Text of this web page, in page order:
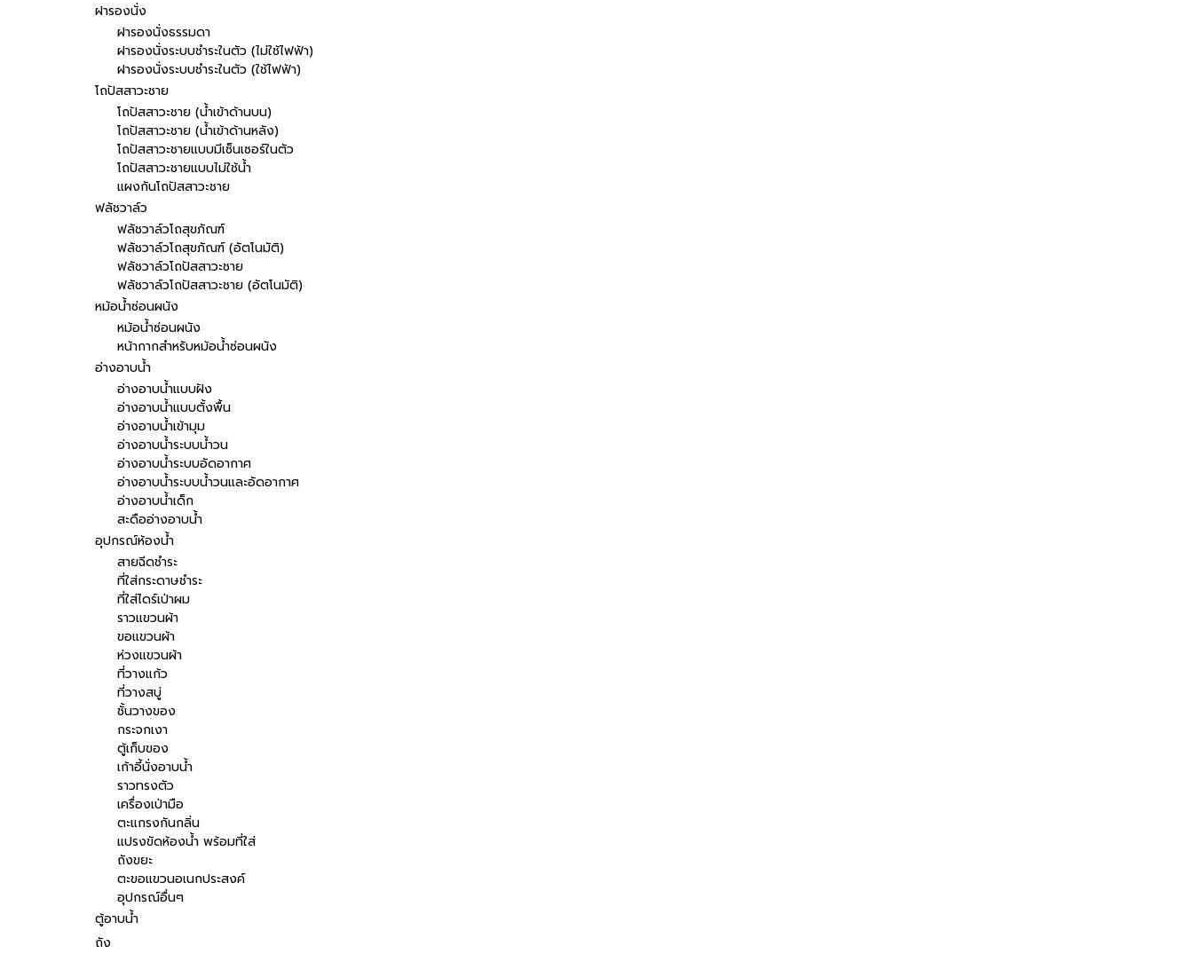
ฝารองนั่ง
ฝารองนั่งธรรมดา
ฝารองนั่งระบบชำระในตัว (ไม่ใช้ไฟฟ้า)
ฝารองนั่งระบบชำระในตัว (ใช้ไฟฟ้า)
โถปัสสาวะชาย
โถปัสสาวะชาย (น้ำเข้าด้านบน)
โถปัสสาวะชาย (น้ำเข้าด้านหลัง)
โถปัสสาวะชายแบบมีเซ็นเซอร์ในตัว
โถปัสสาวะชายแบบไม่ใช้น้ำ
แผงกันโถปัสสาวะชาย
ฟลัชวาล์ว
ฟลัชวาล์วโถสุขภัณฑ์
ฟลัชวาล์วโถสุขภัณฑ์ (อัตโนมัติ)
ฟลัชวาล์วโถปัสสาวะชาย
ฟลัชวาล์วโถปัสสาวะชาย (อัตโนมัติ)
หม้อน้ำซ่อนผนัง
หม้อน้ำซ่อนผนัง
หน้ากากสำหรับหม้อน้ำซ่อนผนัง
อ่างอาบน้ำ
อ่างอาบน้ำแบบฝัง
อ่างอาบน้ำแบบตั้งพื้น
อ่างอาบน้ำเข้ามุม
อ่างอาบน้ำระบบน้ำวน
อ่างอาบน้ำระบบอัดอากาศ
อ่างอาบน้ำระบบน้ำวนและอัดอากาศ
อ่างอาบน้ำเด็ก
สะดืออ่างอาบน้ำ
อุปกรณ์ห้องน้ำ
สายฉีดชำระ
ที่ใส่กระดาษชำระ
ที่ใส่ไดร์เป่าผม
ราวแขวนผ้า
ขอแขวนผ้า
ห่วงแขวนผ้า
ที่วางแก้ว
ที่วางสบู่
ชั้นวางของ
กระจกเงา
ตู้เก็บของ
เก้าอี้นั่งอาบน้ำ
ราวทรงตัว
เครื่องเป่ามือ
ตะแกรงกันกลิ่น
แปรงขัดห้องน้ำ พร้อมที่ใส่
ถังขยะ
ตะขอแขวนอเนกประสงค์
อุปกรณ์อื่นๆ
ตู้อาบน้ำ
ถัง